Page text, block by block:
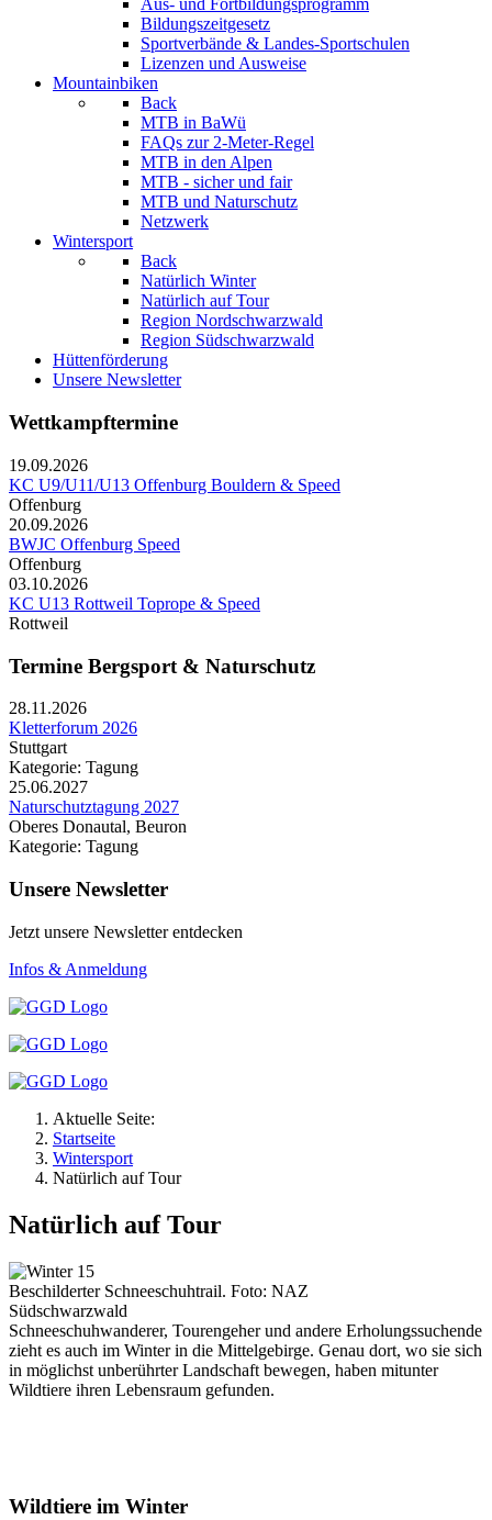
Aus- und Fortbildungsprogramm
Bildungszeitgesetz
Sportverbände & Landes-Sportschulen
Lizenzen und Ausweise
Mountainbiken
Back
MTB in BaWü
FAQs zur 2-Meter-Regel
MTB in den Alpen
MTB - sicher und fair
MTB und Naturschutz
Netzwerk
Wintersport
Back
Natürlich Winter
Natürlich auf Tour
Region Nordschwarzwald
Region Südschwarzwald
Hüttenförderung
Unsere Newsletter
Wettkampftermine
19.09.2026
KC U9/U11/U13 Offenburg Bouldern & Speed
Offenburg
20.09.2026
BWJC Offenburg Speed
Offenburg
03.10.2026
KC U13 Rottweil Toprope & Speed
Rottweil
Termine Bergsport & Naturschutz
28.11.2026
Kletterforum 2026
Stuttgart
Kategorie: Tagung
25.06.2027
Naturschutztagung 2027
Oberes Donautal, Beuron
Kategorie: Tagung
Unsere Newsletter
Jetzt unsere Newsletter entdecken
Infos & Anmeldung
Aktuelle Seite:
Startseite
Wintersport
Natürlich auf Tour
Natürlich auf Tour
Beschilderter Schneeschuhtrail. Foto: NAZ
Südschwarzwald
Schneeschuhwanderer, Tourengeher und andere Erholungssuchende
zieht es auch im Winter in die Mittelgebirge. Genau dort, wo sie sich
in möglichst unberührter Landschaft bewegen, haben mitunter
Wildtiere ihren Lebensraum gefunden.
Wildtiere im Winter